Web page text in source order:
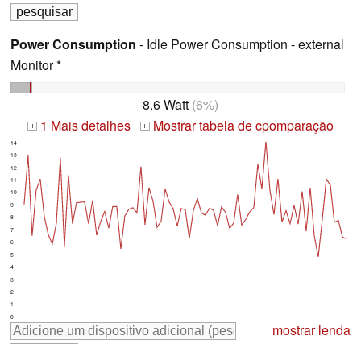
Power Consumption - Idle Power Consumption - external
Monitor *
8.6 Watt (6%)
+ 1 Mais detalhes + Mostrar tabela de cpomparação
0
1
2
3
4
5
6
7
8
9
10
11
12
13
14
mostrar lenda